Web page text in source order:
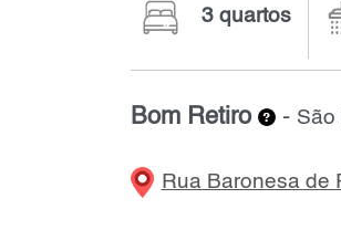
3 quartos
Bom Retiro - São
Rua Baronesa de